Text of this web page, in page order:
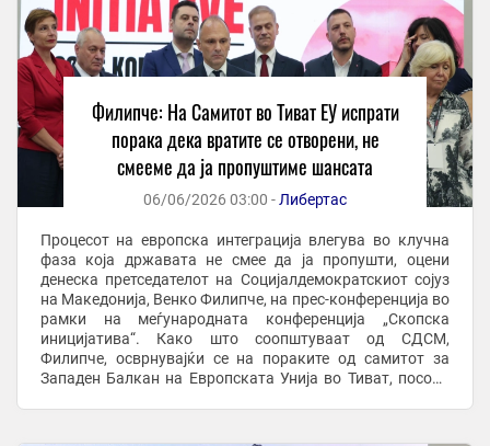
Филипче: На Самитот во Тиват ЕУ испрати
порака дека вратите се отворени, не
смееме да ја пропуштиме шансата
06/06/2026 03:00 - Либертас
Процесот на европска интеграција влегува во клучна
фаза која државата не смее да ја пропушти, оцени
денеска претседателот на Социјалдемократскиот сојуз
на Македонија, Венко Филипче, на прес-конференција во
рамки на меѓународната конференција „Скопска
иницијатива“. Како што соопштуваат од СДСМ,
Филипче, осврнувајќи се на пораките од самитот за
Западен Балкан на Европската Унија во Тиват, посочи